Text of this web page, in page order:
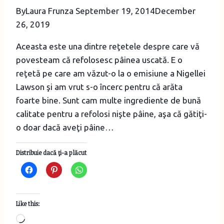
ByLaura Frunza September 19, 2014December
26, 2019
Aceasta este una dintre reţetele despre care vă
povesteam că refolosesc pâinea uscată. E o
reţetă pe care am văzut-o la o emisiune a Nigellei
Lawson şi am vrut s-o încerc pentru că arăta
foarte bine. Sunt cam multe ingrediente de bună
calitate pentru a refolosi nişte pâine, aşa că gătiţi-
o doar dacă aveţi pâine…
Distribuie dacă ţi-a plăcut
Like this:
Loading…